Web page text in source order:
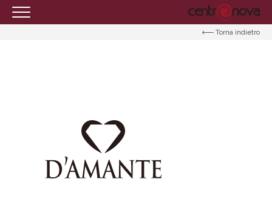
PROMOZIONI
NEGOZI
EVENTI
Torna indietro